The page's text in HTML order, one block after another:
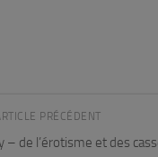
PRÉCÉDENT
– de l’érotisme et des